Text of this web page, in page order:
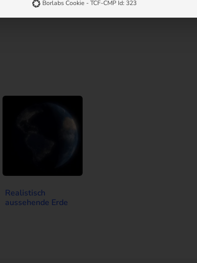
Realistisch
aussehende Erde
Borlabs Cookie - TCF-CMP Id: 323